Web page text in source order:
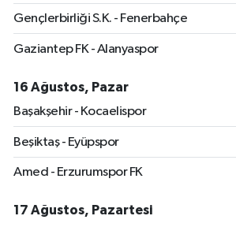
Gençlerbirliği S.K. - Fenerbahçe
Gaziantep FK - Alanyaspor
16 Ağustos, Pazar
Başakşehir - Kocaelispor
Beşiktaş - Eyüpspor
Amed - Erzurumspor FK
17 Ağustos, Pazartesi